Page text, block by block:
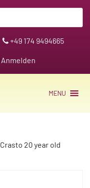
+49 174 9494665
Anmelden
MENU
20 year old